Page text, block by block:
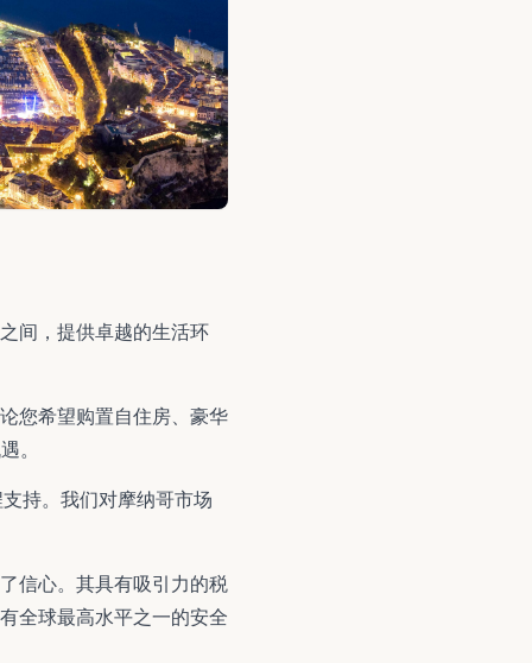
间，提供卓越的生活环
您希望购置自住房、豪华
。
持。我们对摩纳哥市场
信心。其具有吸引力的税
全球最高水平之一的安全